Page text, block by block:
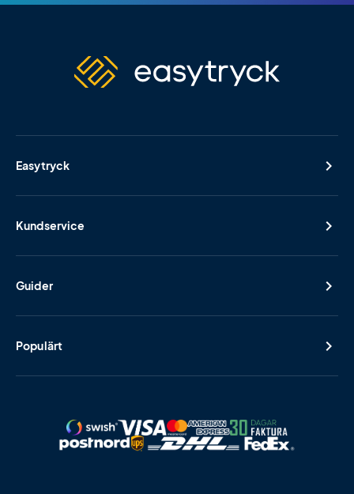
Easytryck
Kundservice
Guider
Populärt